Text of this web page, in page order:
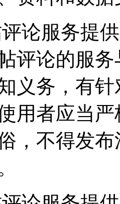
论服务提
评论的服
义务，有
用者应当
，不得发